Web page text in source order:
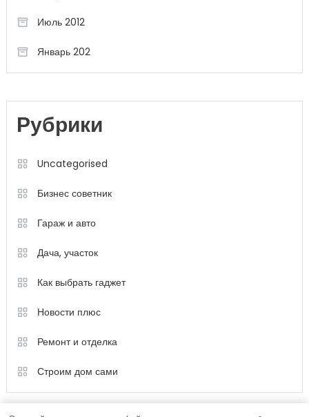
Июль 2012
Январь 202
Рубрики
Uncategorised
Бизнес советник
Гараж и авто
Дача, участок
Как выбрать гаджет
Новости плюс
Ремонт и отделка
Строим дом сами